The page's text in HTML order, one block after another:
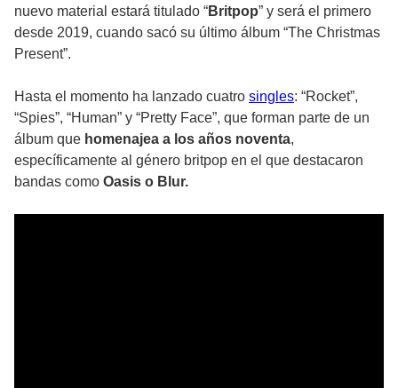
nuevo material estará titulado “Britpop” y será el primero
desde 2019, cuando sacó su último álbum “The Christmas
Present”.
Hasta el momento ha lanzado cuatro singles: “Rocket”,
“Spies”, “Human” y “Pretty Face”, que forman parte de un
álbum que homenajea a los años noventa,
específicamente al género britpop en el que destacaron
bandas como Oasis o Blur.